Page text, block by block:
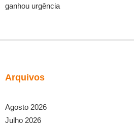
ganhou urgência
Arquivos
Agosto 2026
Julho 2026